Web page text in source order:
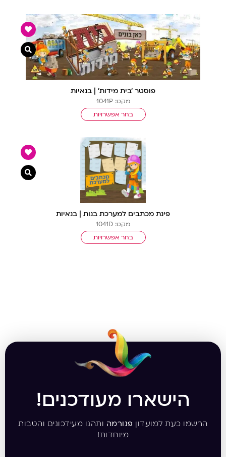
פוסטר ‘בית מידות’ | בנאיות
מקט: 1041P
בחר אפשרויות
צפייה
פינת מכתבים למערכת בנות | בנאיות
מקט: 1041D
בחר אפשרויות
צפייה
הישארו מעודכנים!
הרשמו כעת למועדון פנורמה ותהנו מעידכונים והטבות
מיוחדות!